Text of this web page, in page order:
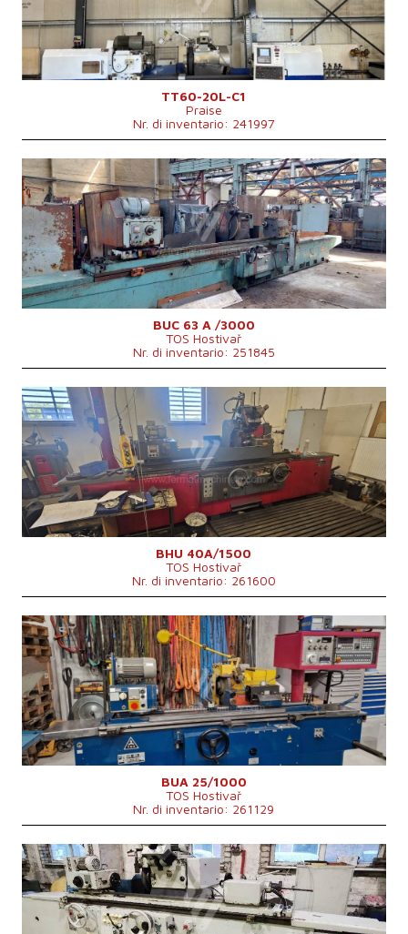
Lungh. max. della rettifica
2000 mm
Peso max. del pezzo lavorato
6000 kg
Attrezzature per la rettifica internaNo
TT60-20L-C1
Praise
Nr. di inventario: 241997
Anno di fabbricazione:
0
Sistema di controllo
No
Diametro massimo di rettifica
630 mm
Lungh. max. della rettifica
3000 mm
Peso max. del pezzo lavorato
2500 kg
Attrezzature per la rettifica internaNo
Potenza totale
31 kVA
Peso della macchina
14900 kg
BUC 63 A /3000
TOS Hostivař
Nr. di inventario: 251845
Anno di fabbricazione:
0
Sistema di controllo
No
Diametro massimo di rettifica
400 mm
Lungh. max. della rettifica
1500 mm
Peso max. del pezzo lavorato
250 kg
Attrezzature per la rettifica interna
Sì
Potenza del motore elettrico principale7,5 kW
Peso della macchina
5950 kg
Dimensioni lungh. x largh. x alt.
6220x2320 mm
BHU 40A/1500
TOS Hostivař
Nr. di inventario: 261600
Anno di fabbricazione:
0
Sistema di controllo
Sì
Sistema di controllo Marposs
E 44
Diametro massimo di rettifica
280 mm
Lungh. max. della rettifica
1000 mm
Peso max. del pezzo lavorato
60 kg
Attrezzature per la rettifica internaSì
Dimensioni lungh. x largh. x alt.
3775x2300x2000 mm
Peso della macchina
3250 kg
125 mm
BUA 25/1000
TOS Hostivař
Nr. di inventario: 261129
Anno di fabbricazione:
1977
Sistema di controllo
No
Diametro massimo di rettifica
320 mm
Lungh. max. della rettifica
1500 mm
Peso max. del pezzo lavorato